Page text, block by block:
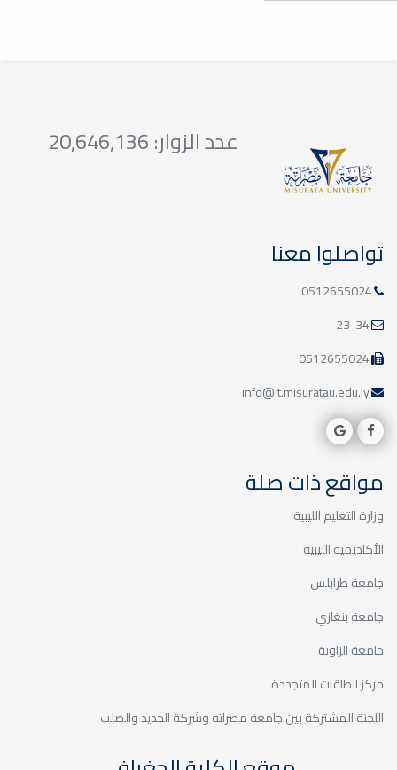
عدد الزوار: 20,646,136
تواصلوا معنا
0512655024
23-34
0512655024
info@it.misuratau.edu.ly
مواقع ذات صلة
وزارة التعليم الليبية
الأكاديمية الليبية
جامعة طرابلس
جامعة بنغازي
جامعة الزاوية
مركز الطاقات المتجددة
اللجنة المشتركة بين جامعة مصراته وشركة الحديد والصلب